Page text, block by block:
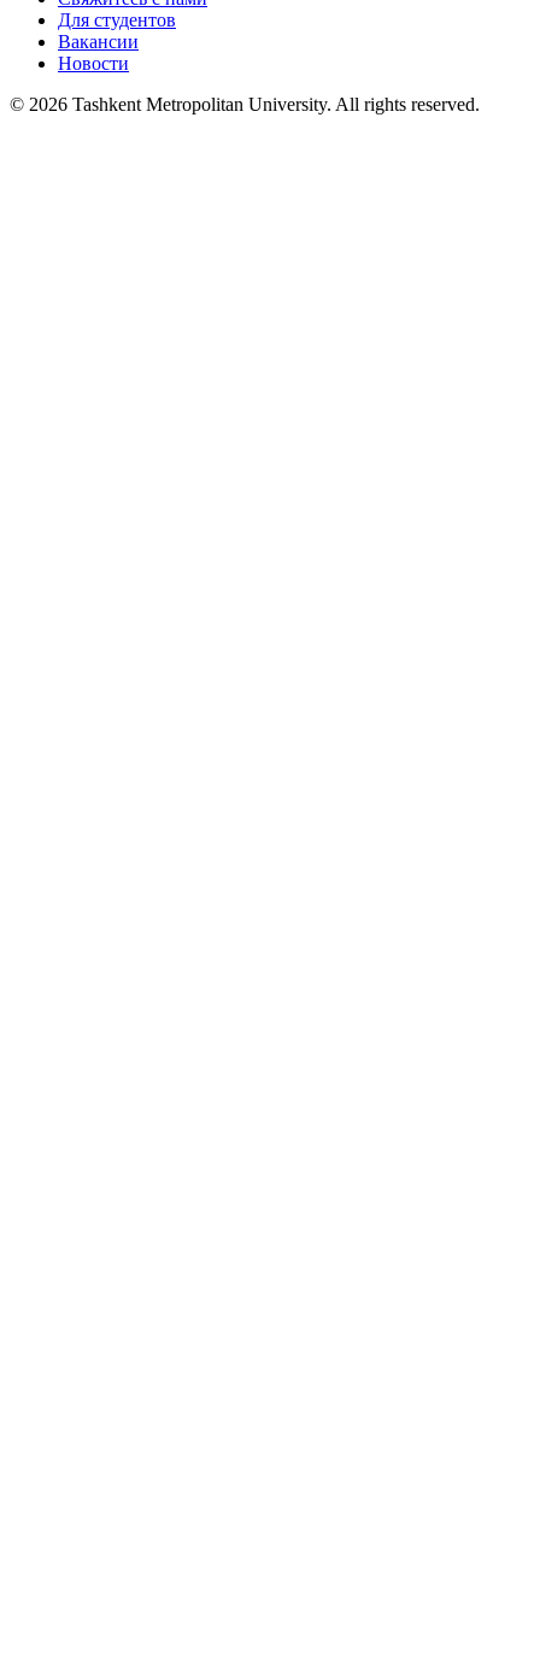
Для студентов
Вакансии
Новости
© 2026 Tashkent Metropolitan University. All rights reserved.